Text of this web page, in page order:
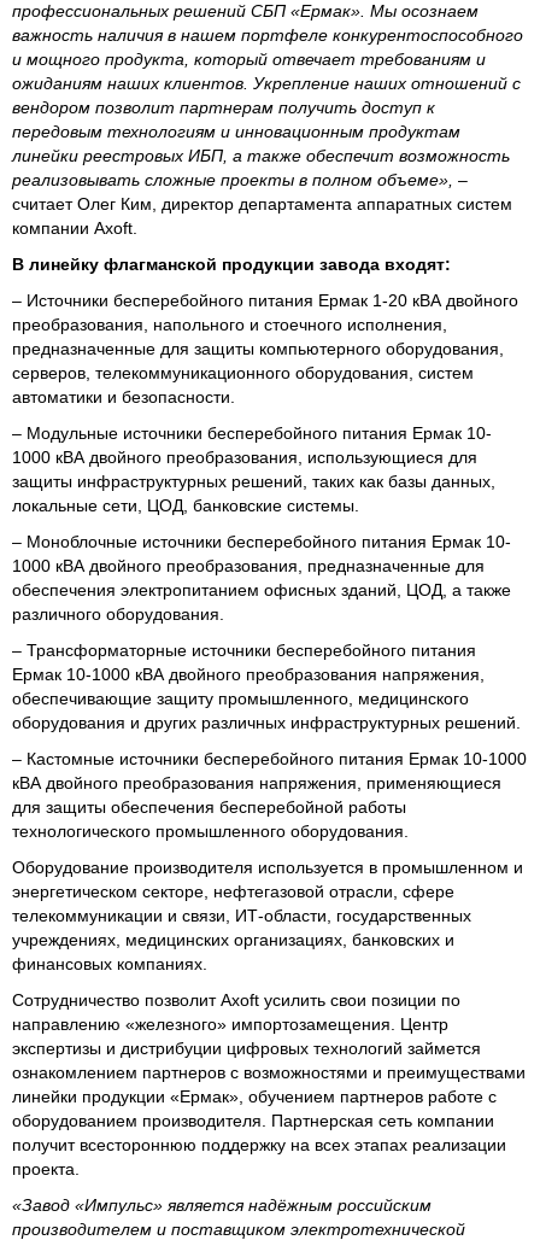
профессиональных решений СБП «Ермак». Мы осознаем
важность наличия в нашем портфеле конкурентоспособного
и мощного продукта, который отвечает требованиям и
ожиданиям наших клиентов. Укрепление наших отношений с
вендором позволит партнерам получить доступ к
передовым технологиям и инновационным продуктам
линейки реестровых ИБП, а также обеспечит возможность
реализовывать сложные проекты в полном объеме», –
считает Олег Ким, директор департамента аппаратных систем
компании Axoft.
В линейку флагманской продукции завода входят:
– Источники бесперебойного питания Ермак 1-20 кВА двойного
преобразования, напольного и стоечного исполнения,
предназначенные для защиты компьютерного оборудования,
серверов, телекоммуникационного оборудования, систем
автоматики и безопасности.
– Модульные источники бесперебойного питания Ермак 10-
1000 кВА двойного преобразования, использующиеся для
защиты инфраструктурных решений, таких как базы данных,
локальные сети, ЦОД, банковские системы.
– Моноблочные источники бесперебойного питания Ермак 10-
1000 кВА двойного преобразования, предназначенные для
обеспечения электропитанием офисных зданий, ЦОД, а также
различного оборудования.
– Трансформаторные источники бесперебойного питания
Ермак 10-1000 кВА двойного преобразования напряжения,
обеспечивающие защиту промышленного, медицинского
оборудования и других различных инфраструктурных решений.
– Кастомные источники бесперебойного питания Ермак 10-1000
кВА двойного преобразования напряжения, применяющиеся
для защиты обеспечения бесперебойной работы
технологического промышленного оборудования.
Оборудование производителя используется в промышленном и
энергетическом секторе, нефтегазовой отрасли, сфере
телекоммуникации и связи, ИТ-области, государственных
учреждениях, медицинских организациях, банковских и
финансовых компаниях.
Сотрудничество позволит Axoft усилить свои позиции по
направлению «железного» импортозамещения. Центр
экспертизы и дистрибуции цифровых технологий займется
ознакомлением партнеров с возможностями и преимуществами
линейки продукции «Ермак», обучением партнеров работе с
оборудованием производителя. Партнерская сеть компании
получит всестороннюю поддержку на всех этапах реализации
проекта.
«Завод «Импульс» является надёжным российским
производителем и поставщиком электротехнической